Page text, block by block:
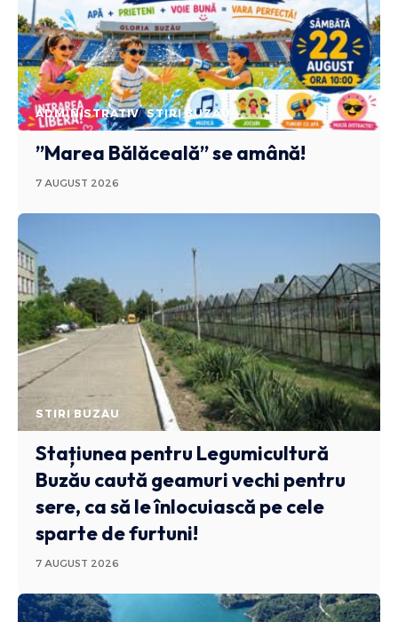
ADMINISTRATIV STIRI BUZAU
”Marea Bălăceală” se amână!
7 AUGUST 2026
STIRI BUZAU
Stațiunea pentru Legumicultură
Buzău caută geamuri vechi pentru
sere, ca să le înlocuiască pe cele
sparte de furtuni!
7 AUGUST 2026